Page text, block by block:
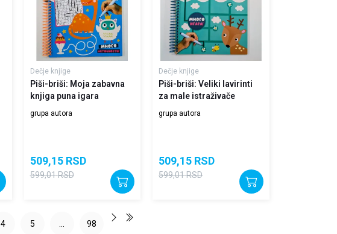
Dečje knjige
Piši-briši: Moja zabavna
knjiga puna igara
grupa autora
509,15 RSD
599,01RSD
Dečje knjige
Piši-briši: Veliki lavirinti
za male istraživače
grupa autora
509,15 RSD
599,01RSD
4 5 98